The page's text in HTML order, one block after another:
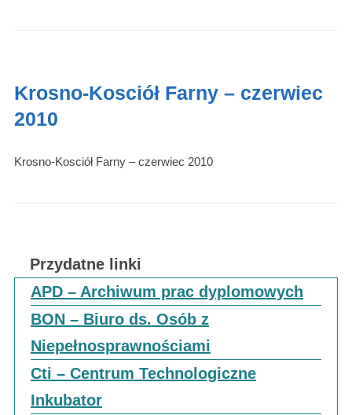
Krosno-Kosciół Farny – czerwiec
2010
Krosno-Kosciół Farny – czerwiec 2010
Przydatne linki
APD – Archiwum prac dyplomowych
BON – Biuro ds. Osób z
Niepełnosprawnościami
Cti – Centrum Technologiczne
Inkubator